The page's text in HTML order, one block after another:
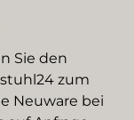
Sie den
zum
Neuware bei